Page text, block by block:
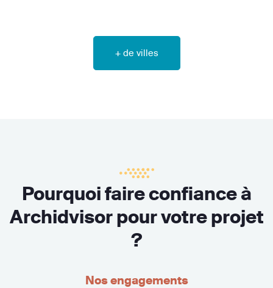
+ de villes
Pourquoi faire confiance à
Archidvisor pour votre projet
?
Nos engagements